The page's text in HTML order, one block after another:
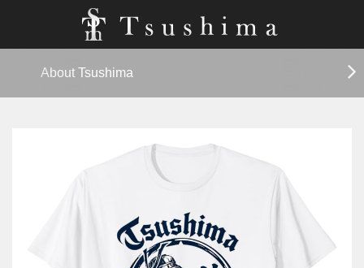
About Tsushima